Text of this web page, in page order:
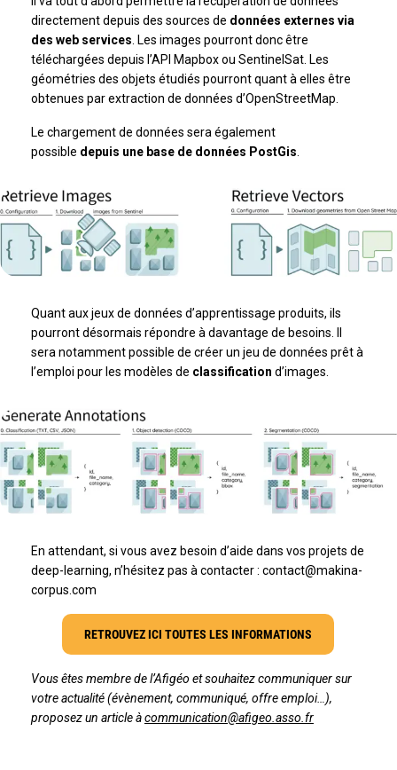
directement depuis des sources de données externes via
des web services . Les images pourront donc être
téléchargées depuis l’API Mapbox ou SentinelSat. Les
géométries des objets étudiés pourront quant à elles être
obtenues par extraction de données d’OpenStreetMap.
Le chargement de données sera également
possible depuis une base de données PostGis
Quant aux jeux de données d’apprentissage produits, ils
pourront désormais répondre à davantage de besoins. Il
sera notamment possible de créer un jeu de données prêt à
l’emploi pour les modèles de classification d’images.
En attendant, si vous avez besoin d’aide dans vos projets de
deep-learning, n’hésitez pas à contacter : contact@makina-
corpus.com
RETROUVEZ ICI TOUTES LES INFORMATIONS
Vous êtes membre de l’Afigéo et souhaitez communiquer sur
votre actualité (évènement, communiqué, offre emploi…),
proposez un article àcommunication@afigeo.asso.fr